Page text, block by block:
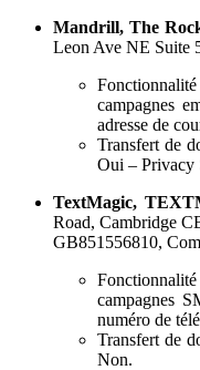
Mandrill, The
Leon Ave NE Suite
campagnes
adresse de
Transfert de
Oui – Privacy
TextMagic,
Road, Cambridge
GB851556810,
campagnes
numéro de
Transfert de
Non.